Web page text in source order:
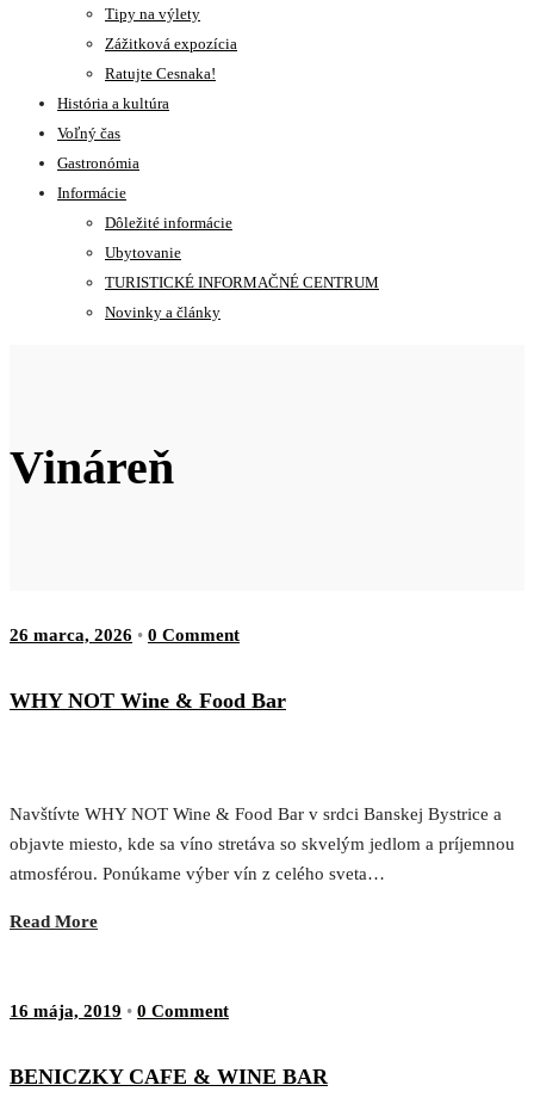
Tipy na výlety
Zážitková expozícia
Ratujte Cesnaka!
História a kultúra
Voľný čas
Gastronómia
Informácie
Dôležité informácie
Ubytovanie
TURISTICKÉ INFORMAČNÉ CENTRUM
Novinky a články
Vináreň
26 marca, 2026 • 0 Comment
WHY NOT Wine & Food Bar
Navštívte WHY NOT Wine & Food Bar v srdci Banskej Bystrice a
objavte miesto, kde sa víno stretáva so skvelým jedlom a príjemnou
atmosférou. Ponúkame výber vín z celého sveta…
Read More
16 mája, 2019 • 0 Comment
BENICZKY CAFE & WINE BAR